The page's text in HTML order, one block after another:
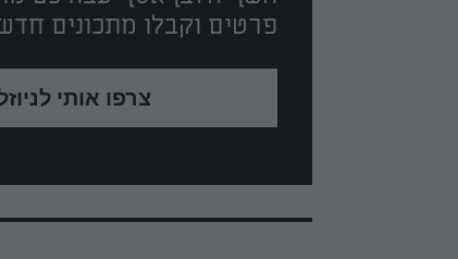
פרטים וקבלו מתכונים
צרפו אותי